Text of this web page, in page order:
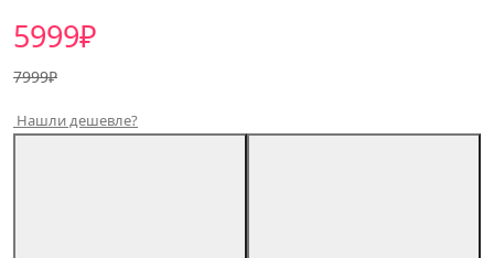
5999₽
7999₽
Нашли дешевле?